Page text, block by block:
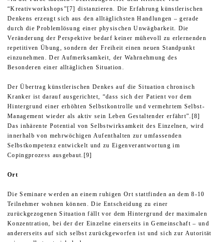
“Kreativworkshops”[7] distanzieren. Die Erfahrung künstlerischen
Denkens erzeugt sich aus den alltäglichsten Handlungen – gerade
durch die Problemlösung einer physischen Unwägbarkeit. Die
Veränderung der Perspektive bedarf keiner mühevoll zu erlernenden
repetitiven Übung, sondern der Freiheit einen neuen Standpunkt
einzunehmen. Der Aufmerksamkeit, der Wahrnehmung des
Besonderen einer alltäglichen Situation.
Der Übertrag künstlerischen Denkes auf die Situation chronisch
Kranker ist darauf ausgerichtet, “dass sich der Patient vor dem
Hintergrund einer erhöhten Selbstkontrolle und vermehrtem Selbst-
Management wieder als aktiv sein Leben Gestaltender erfährt”.[8]
Das inhärente Potential von Selbstwirksamkeit des Einzelnen, wird
innerhalb von mehrwöchigen Aufenthalten zur umfassenden
Selbstkompetenz entwickelt und zu Eigenverantwortung im
Copingprozess ausgebaut.[9]
Ort
Die Seminare werden an einem ruhigen Ort stattfinden an dem 8-10
Teilnehmer wohnen können. Die Entscheidung zu einer
zurückgezogenen Situation fällt vor dem Hintergrund der maximalen
Konzentration, bei der der Einzelne einerseits in Gemeinschaft – und
andererseits auf sich selbst zurückgeworfen ist und sich zur Autorität